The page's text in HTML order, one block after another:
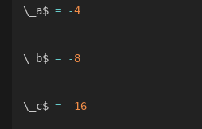
\_a$ = -4
\_b$ = -8
\_c$ = -16